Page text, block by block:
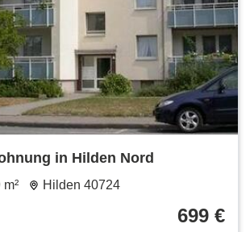
in Hilden Nord
Hilden 40724
699 €